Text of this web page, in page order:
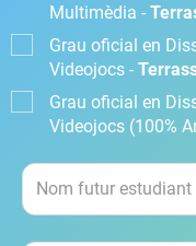
Multimèdia -
Grau oficial en
Videojocs -
Grau oficial en
Videojocs (100%